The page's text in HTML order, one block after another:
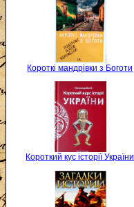
Короткі мандрівки з Боготи
Короткий кус історії України